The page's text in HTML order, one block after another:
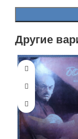
Другие